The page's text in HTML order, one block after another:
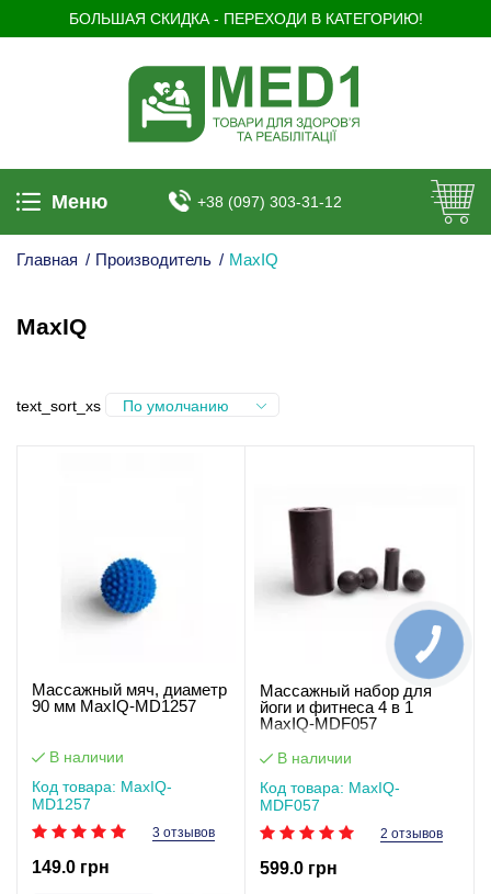
БОЛЬШАЯ СКИДКА - ПЕРЕХОДИ В КАТЕГОРИЮ!
Меню +38 (097) 303-31-12
Главная / Производитель / MaxIQ
MaxIQ
text_sort_xs По умолчанию
Массажный мяч, диаметр
90 мм MaxIQ-MD1257
В наличии
Код товара: MaxIQ-
MD1257
3 отзывов
149.0 грн
Массажный набор для
йоги и фитнеса 4 в 1
MaxIQ-MDF057
В наличии
Код товара: MaxIQ-
MDF057
2 отзывов
599.0 грн